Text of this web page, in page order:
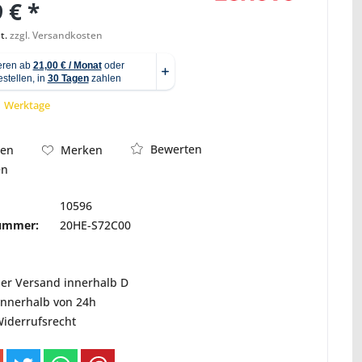
€ *
zzgl. Versandkosten
Merken
Bewerten
10596
20HE-S72C00
Versand innerhalb D
von 24h